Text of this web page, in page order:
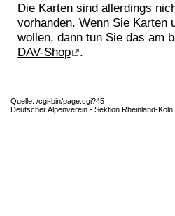
Die Karten sind allerdings
vorhanden. Wenn Sie Karten
wollen, dann tun Sie das am
DAV-Shop
.
Quelle: /cgi-bin/page.cgi?45
Deutscher Alpenverein - Sektion Rheinland-